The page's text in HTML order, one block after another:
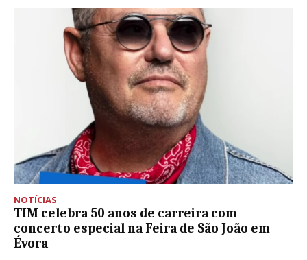
NOTÍCIAS
TIM celebra 50 anos de carreira com
concerto especial na Feira de São João em
Évora